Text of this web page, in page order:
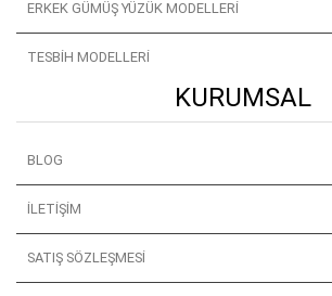
ERKEK GÜMÜŞ YÜZÜK MODELLERI
TESBIH MODELLERI
KURUMSAL
BLOG
İLETIŞIM
SATIŞ SÖZLEŞMESI